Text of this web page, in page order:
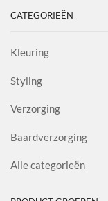
CATEGORIEËN
Kleuring
Styling
Verzorging
Baardverzorging
Alle categorieën